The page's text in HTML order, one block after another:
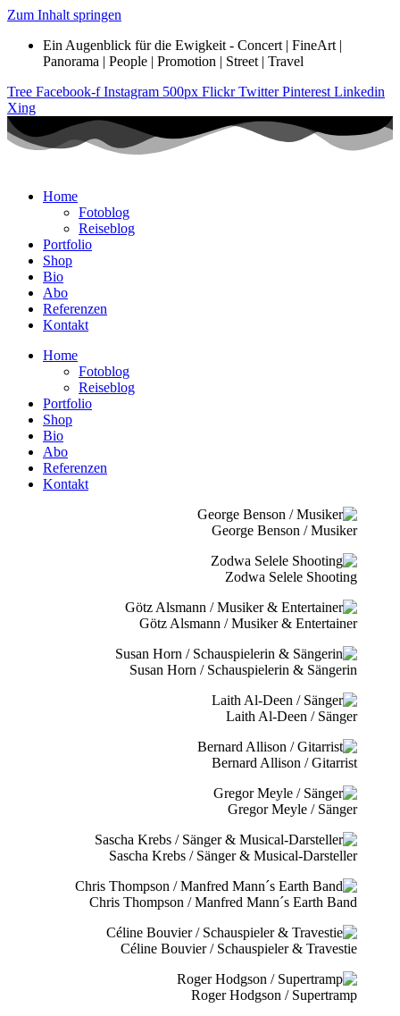
Zum Inhalt springen
Ein Augenblick für die Ewigkeit - Concert | FineArt |
Panorama | People | Promotion | Street | Travel
Tree Facebook-f Instagram 500px Flickr Twitter Pinterest Linkedin
Xing
Home
Fotoblog
Reiseblog
Portfolio
Shop
Bio
Abo
Referenzen
Kontakt
Home
Fotoblog
Reiseblog
Portfolio
Shop
Bio
Abo
Referenzen
Kontakt
George Benson / Musiker
Zodwa Selele Shooting
Götz Alsmann / Musiker & Entertainer
Susan Horn / Schauspielerin & Sängerin
Laith Al-Deen / Sänger
Bernard Allison / Gitarrist
Gregor Meyle / Sänger
Sascha Krebs / Sänger & Musical-Darsteller
Chris Thompson / Manfred Mann´s Earth Band
Céline Bouvier / Schauspieler & Travestie
Roger Hodgson / Supertramp